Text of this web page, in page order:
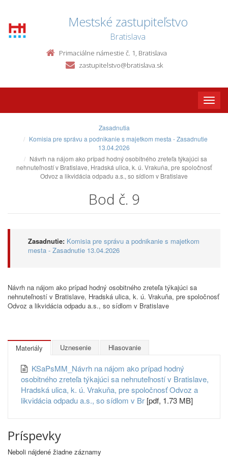
Mestské zastupiteľstvo
Bratislava
Primaciálne námestie č. 1, Bratislava
zastupitelstvo@bratislava.sk
Toggle
Zasadnutia
Komisia pre správu a podnikanie s majetkom mesta - Zasadnutie
13.04.2026
Návrh na nájom ako prípad hodný osobitného zreteľa týkajúci sa
nehnuteľností v Bratislave, Hradská ulica, k. ú. Vrakuňa, pre spoločnosť
Odvoz a likvidácia odpadu a.s., so sídlom v Bratislave
Bod č. 9
Zasadnutie: Komisia pre správu a podnikanie s majetkom
mesta - Zasadnutie 13.04.2026
Návrh na nájom ako prípad hodný osobitného zreteľa týkajúci sa
nehnuteľností v Bratislave, Hradská ulica, k. ú. Vrakuňa, pre spoločnosť
Odvoz a likvidácia odpadu a.s., so sídlom v Bratislave
Materiály Uznesenie Hlasovanie
KSaPsMM_Návrh na nájom ako prípad hodný
osobitného zreteľa týkajúci sa nehnuteľností v Bratislave,
Hradská ulica, k. ú. Vrakuňa, pre spoločnosť Odvoz a
likvidácia odpadu a.s., so sídlom v Br [pdf, 1.73 MB]
Príspevky
Neboli nájdené žiadne záznamy